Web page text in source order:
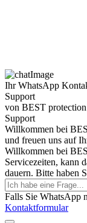
Ihr WhatsApp
Support
von BEST
Support
Willkommen bei
und freuen uns auf
Willkommen bei
Servicezeiten, kann
dauern. Bitte haben
Falls Sie WhatsApp
Kontaktformular